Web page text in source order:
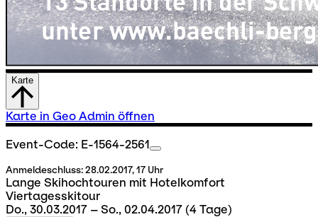
Karte
Karte in Geo Admin öffnen
Event-Code: E-1564-2561
Anmeldeschluss:28.02.2017, 17 Uhr
Lange Skihochtouren mit Hotelkomfort
Viertagesskitour
Do., 30.03.2017 – So., 02.04.2017 (4 Tage)